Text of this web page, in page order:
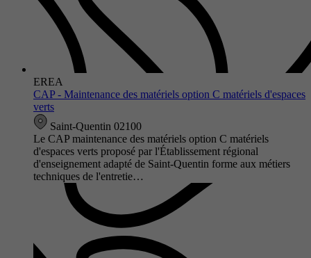
EREA
CAP - Maintenance des matériels option C matériels d'espaces
verts
Saint-Quentin 02100
Le CAP maintenance des matériels option C matériels
d'espaces verts proposé par l'Établissement régional
d'enseignement adapté de Saint-Quentin forme aux métiers
techniques de l'entretie…